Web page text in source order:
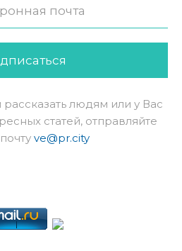
рассказать людям или у Вас
статей, отправляйте
ve@pr.city